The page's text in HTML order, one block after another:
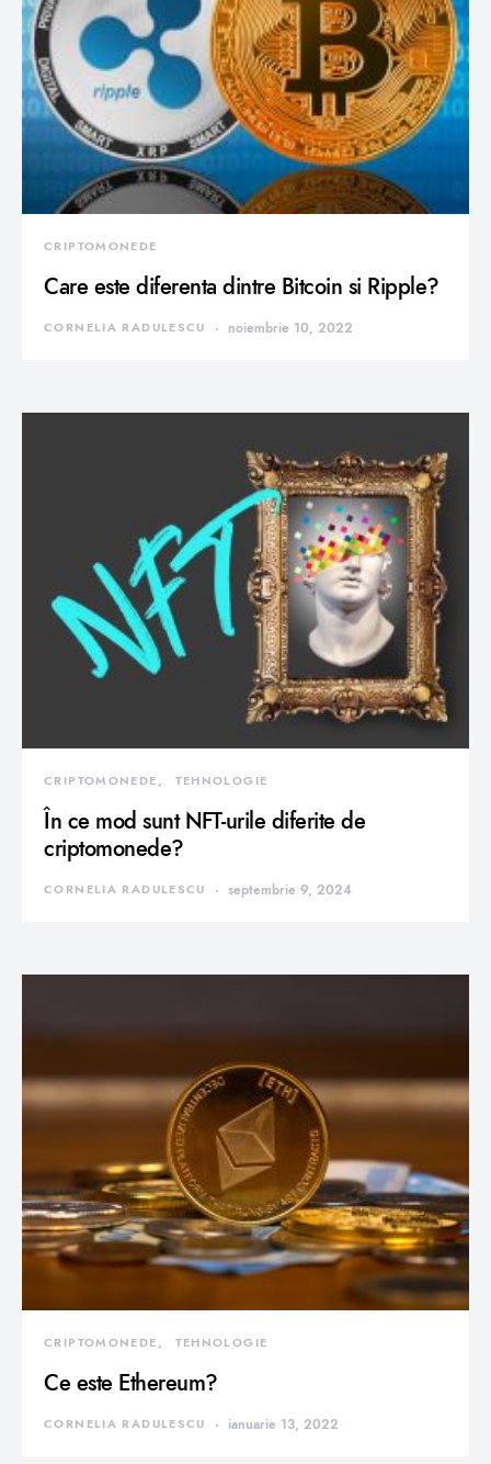
CRIPTOMONEDE
Care este diferenta dintre Bitcoin si Ripple?
CORNELIA RADULESCU noiembrie 10, 2022
CRIPTOMONEDE TEHNOLOGIE
În ce mod sunt NFT-urile diferite de
criptomonede?
CORNELIA RADULESCU septembrie 9, 2024
CRIPTOMONEDE TEHNOLOGIE
Ce este Ethereum?
CORNELIA RADULESCU ianuarie 13, 2022